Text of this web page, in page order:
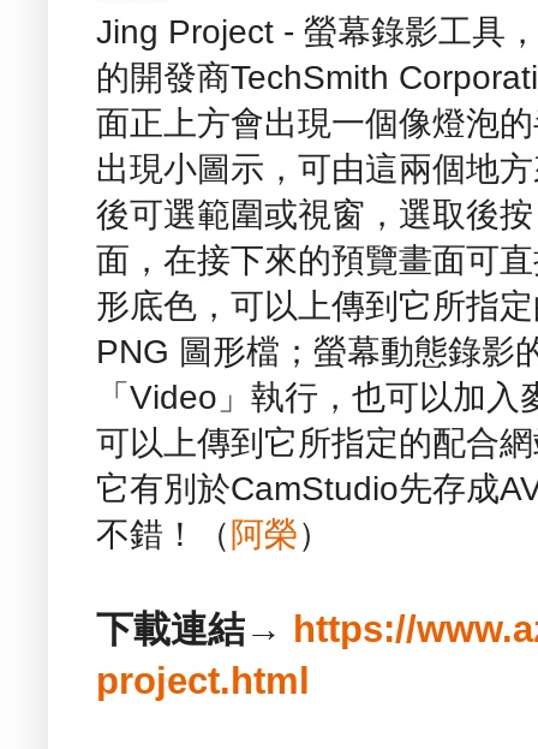
Jing Project - 螢幕錄影工具
的開發商TechSmith
面正上方會出現一個像燈泡
出現小圖示，可由這兩個地
後可選範圍或視窗，選取後
面，在接下來的預覽畫面可
形底色，可以上傳到它所指
PNG 圖形檔；螢幕動態錄影
「Video」執行，也可以加
可以上傳到它所指定的配合
它有別於CamStudio先存成
不錯！（ 阿榮）
下載連結→ https://
project.html